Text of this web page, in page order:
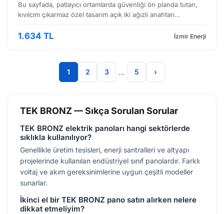
Bu sayfada, patlayıcı ortamlarda güvenliği ön planda tutan,
kıvılcım çıkarmaz özel tasarım açık iki ağızlı anahtarı
hassas alanlarda çalışan profesyoneller içi…
1.634 TL İzmir Enerji
1 2 3 … 5 ›
TEK BRONZ — Sıkça Sorulan Sorular
TEK BRONZ elektrik panoları hangi sektörlerde
sıklıkla kullanılıyor?
Genellikle üretim tesisleri, enerji santralleri ve altyapı
projelerinde kullanılan endüstriyel sınıf panolardır. Farklı
voltaj ve akım gereksinimlerine uygun çeşitli modeller
sunarlar.
İkinci el bir TEK BRONZ pano satın alırken nelere
dikkat etmeliyim?